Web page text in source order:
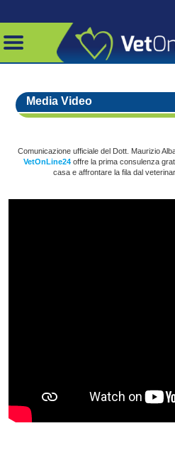
Media Video
Comunicazione ufficiale del Dott. Maurizio
VetOnLine24offre la prima consulenza
casa e affrontare la fila dal